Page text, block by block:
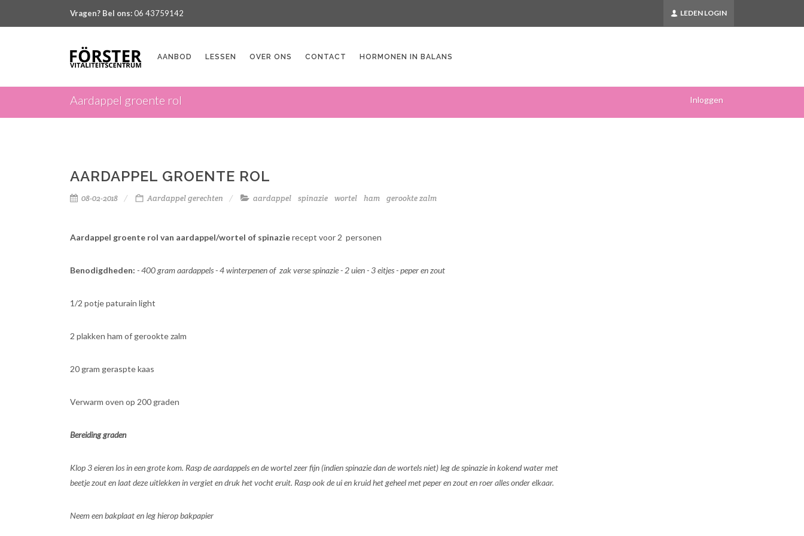
Vragen? Bel ons:06 43759142 LEDEN LOGIN
AANBOD LESSEN OVER ONS CONTACT HORMONEN IN BALANS
Aardappel groente rol Inloggen
AARDAPPEL GROENTE ROL
08-02-2018 Aardappel gerechten aardappel spinazie wortel ham gerookte zalm
Aardappel groente rol van aardappel/wortel of spinazierecept voor 2 personen
Benodigdheden: - 400 gram aardappels - 4 winterpenen of zak verse spinazie - 2 uien - 3 eitjes - peper en zout
1/2 potje paturain light
2 plakken ham of gerookte zalm
20 gram geraspte kaas
Verwarm oven op 200 graden
Bereiding graden
Klop 3 eieren los in een grote kom. Rasp de aardappels en de wortel zeer fijn (indien spinazie dan de wortels niet) leg de spinazie in kokend water met
beetje zout en laat deze uitlekken in vergiet en druk het vocht eruit. Rasp ook de ui en kruid het geheel met peper en zout en roer alles onder elkaar.
Neem een bakplaat en leg hierop bakpapier